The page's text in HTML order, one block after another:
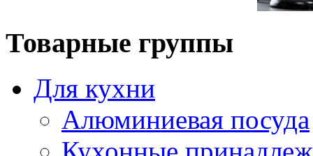
Товарные группы
Для кухни
Алюминиевая посуда